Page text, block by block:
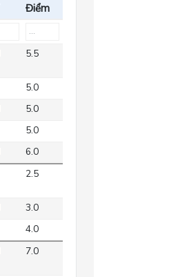
Điểm
5.5
5.0
5.0
5.0
6.0
2.5
3.0
4.0
7.0